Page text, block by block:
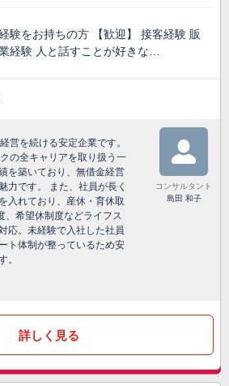
験をお持ちの方 【歓迎】 接客経験 販
経験 人と話すことが好きな…
営を続ける安定企業です。
の全キャリアを取り扱う一
を築いており、無借金経営
力です。 また、社員が長く
入れており、産休・育休取
、希望休制度などライフス
応。未経験で入社した社員
ト体制が整っているため安
。
コンサルタント
島田 和子
詳しく見る